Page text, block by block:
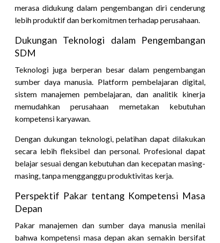
merasa didukung dalam pengembangan diri cenderung
lebih produktif dan berkomitmen terhadap perusahaan.
Dukungan Teknologi dalam Pengembangan
SDM
Teknologi juga berperan besar dalam pengembangan
sumber daya manusia. Platform pembelajaran digital,
sistem manajemen pembelajaran, dan analitik kinerja
memudahkan perusahaan memetakan kebutuhan
kompetensi karyawan.
Dengan dukungan teknologi, pelatihan dapat dilakukan
secara lebih fleksibel dan personal. Profesional dapat
belajar sesuai dengan kebutuhan dan kecepatan masing-
masing, tanpa mengganggu produktivitas kerja.
Perspektif Pakar tentang Kompetensi Masa
Depan
Pakar manajemen dan sumber daya manusia menilai
bahwa kompetensi masa depan akan semakin bersifat